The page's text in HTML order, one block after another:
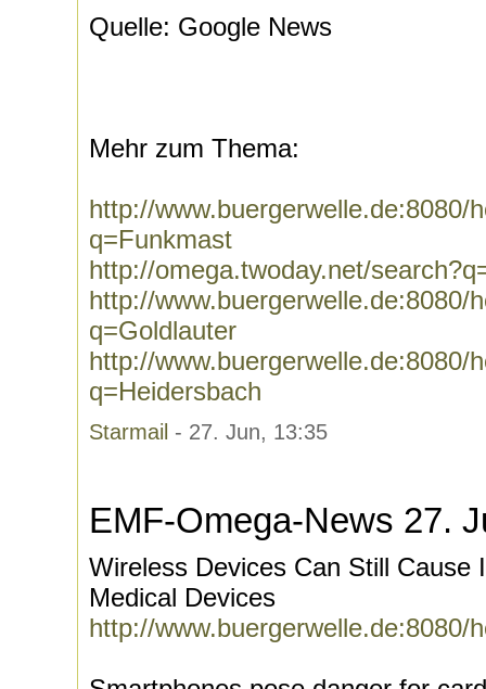
Quelle: Google News
Mehr zum Thema:
http://www.buergerwelle.de:8080/
q=Funkmast
http://omega.twoday.net/
http://www.buergerwelle.de:8080/
q=Goldlauter
http://www.buergerwelle.de:8080/
q=Heidersbach
Starmail - 27. Jun, 13:35
EMF-Omega-News 27.
Wireless Devices Can Still Cause
Medical Devices
http://www.buergerwelle.de:8080/